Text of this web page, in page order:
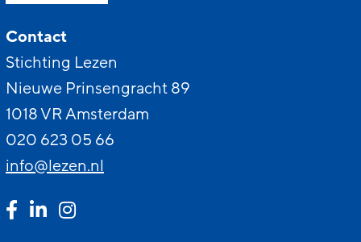
Contact
Stichting Lezen
Nieuwe Prinsengracht 89
1018 VR Amsterdam
020 623 05 66
info@lezen.nl